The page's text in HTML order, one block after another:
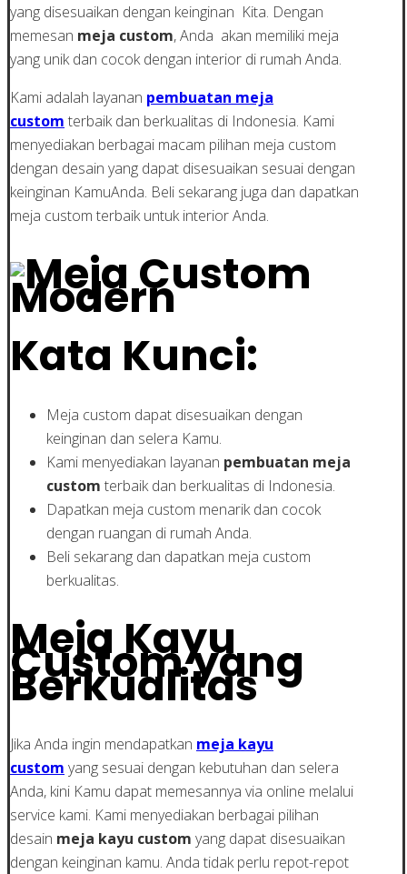
yang disesuaikan dengan keinginan Kita. Dengan
memesan meja custom, Anda akan memiliki meja
yang unik dan cocok dengan interior di rumah Anda.
Kami adalah layanan pembuatan meja
custom terbaik dan berkualitas di Indonesia. Kami
menyediakan berbagai macam pilihan meja custom
dengan desain yang dapat disesuaikan sesuai dengan
keinginan KamuAnda. Beli sekarang juga dan dapatkan
meja custom terbaik untuk interior Anda.
Kata Kunci:
Meja custom dapat disesuaikan dengan
keinginan dan selera Kamu.
Kami menyediakan layanan pembuatan meja
custom terbaik dan berkualitas di Indonesia.
Dapatkan meja custom menarik dan cocok
dengan ruangan di rumah Anda.
Beli sekarang dan dapatkan meja custom
berkualitas.
Meja Kayu
Custom yang
Berkualitas
Jika Anda ingin mendapatkan meja kayu
custom yang sesuai dengan kebutuhan dan selera
Anda, kini Kamu dapat memesannya via online melalui
service kami. Kami menyediakan berbagai pilihan
desain meja kayu custom yang dapat disesuaikan
dengan keinginan kamu. Anda tidak perlu repot-repot